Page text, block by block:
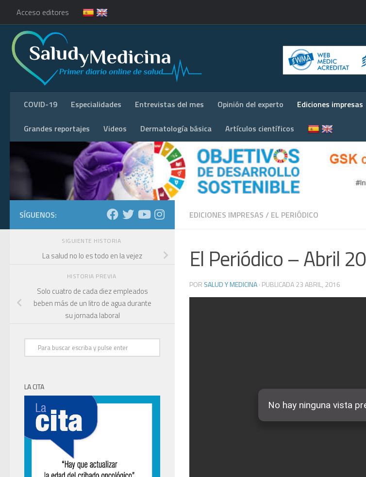
Acceso editores
COVID-19 Especialidades Entrevistas del mes Opinión del experto Ediciones impresas
Grandes reportajes Videos Dermatología básica Artículos científicos
EDICIONES IMPRESAS / EL PERIÓDICO
El Periódico – Abril
POR SALUD Y MEDICINA· PUBLICADA23 ABRIL, 2016
SÍGUENOS:
SIGUIENTE HISTORIA
La salud no lo es todo en la vejez
HISTORIA PREVIA
Solo cuatro de cada diez empleados
beben más de un litro de agua durante
su jornada laboral
LA CITA